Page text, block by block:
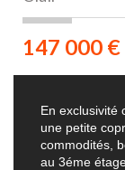
147 000 €
En exclusivité
une petite
commodités,
au 3éme